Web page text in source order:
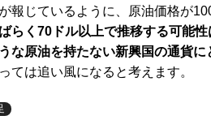
報じているように、原油価格が
らく70ドル以上で推移する可能
な原油を持たない新興国の通貨に
ては追い風になると考えます。